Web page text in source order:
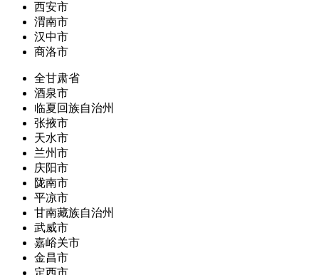
西安市
渭南市
汉中市
商洛市
全甘肃省
酒泉市
临夏回族自治州
张掖市
天水市
兰州市
庆阳市
陇南市
平凉市
甘南藏族自治州
武威市
嘉峪关市
金昌市
定西市